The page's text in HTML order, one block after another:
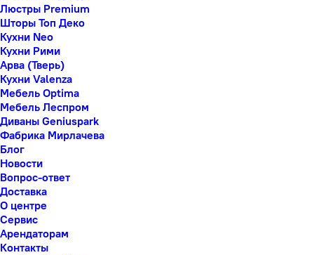
Люстры Premium
Шторы Топ Деко
Кухни Neo
Кухни Рими
Арва (Тверь)
Кухни Valenza
Мебель Optima
Мебель Леспром
Диваны Geniuspark
Фабрика Мирлачева
Блог
Новости
Вопрос-ответ
Доставка
О центре
Сервис
Арендаторам
Контакты